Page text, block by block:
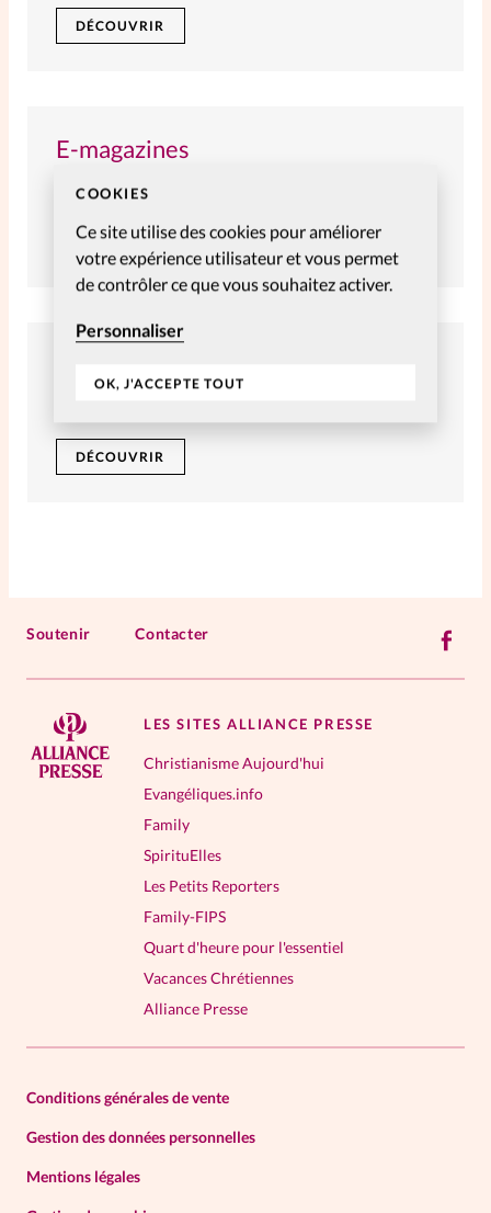
COOKIES
Ce site utilise des cookies pour améliorer
votre expérience utilisateur et vous permet
de contrôler ce que vous souhaitez activer.
Personnaliser
OK, J'ACCEPTE TOUT
PersonnElles
Shopping Spi
Si(x) simple de...
SpirituElles
Vive la famille
SpirituElles devient Relations
Aujourd’hui!
éditions
À propos
La rédaction
Mon compte
Changement d'adresse
Nous contacter
DÉCOUVRIR
E-magazines
Parcourez nos numéros et éditions numériques.
DÉCOUVRIR
DÉCOUVRIR
Soutenir Contacter
LES SITES ALLIANCE PRESSE
Christianisme Aujourd'hui
Evangéliques.info
Family
SpirituElles
Les Petits Reporters
Family-FIPS
Quart d'heure pour l'essentiel
Vacances Chrétiennes
Alliance Presse
Conditions générales de vente
Gestion des données personnelles
Mentions légales